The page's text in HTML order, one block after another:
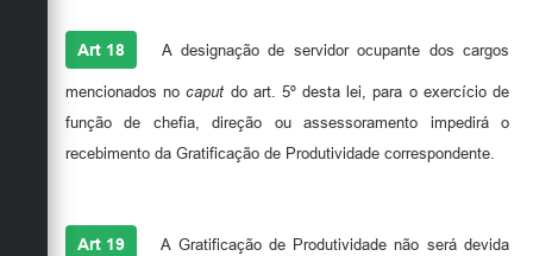
Art 18 A designação de servidor ocupante dos cargos
mencionados nocaput do art. 5º desta lei, para o exercício de
função de chefia, direção ou assessoramento impedirá o
recebimento da Gratificação de Produtividade correspondente.
Art 19 A Gratificação de Produtividade não será devida